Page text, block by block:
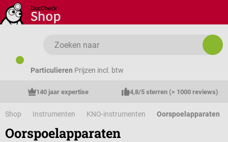
Ga naar de hoofdinhoud
Particulieren Prijzen incl. btw
140 jaar expertise 4,8/5 sterren (> 1000 reviews)
Shop Instrumenten KNO-instrumenten Oorspoelapparaten
Oorspoelapparaten